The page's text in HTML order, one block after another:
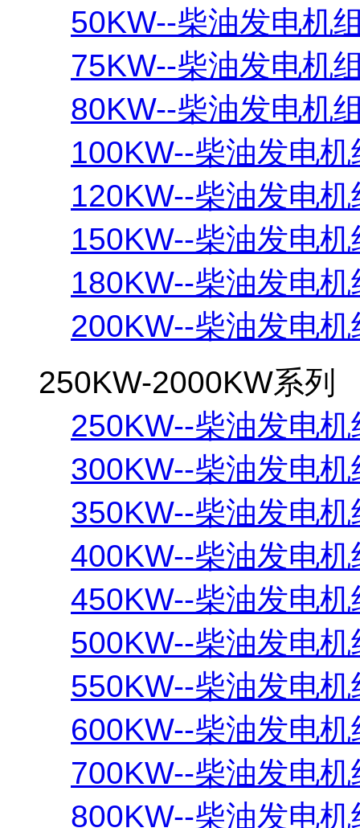
50KW--柴油发电机
75KW--柴油发电机
80KW--柴油发电机
100KW--柴油发电机
120KW--柴油发电机
150KW--柴油发电机
180KW--柴油发电机
200KW--柴油发电机
250KW-2000KW系列
250KW--柴油发电机
300KW--柴油发电机
350KW--柴油发电机
400KW--柴油发电机
450KW--柴油发电机
500KW--柴油发电机
550KW--柴油发电机
600KW--柴油发电机
700KW--柴油发电机
800KW--柴油发电机